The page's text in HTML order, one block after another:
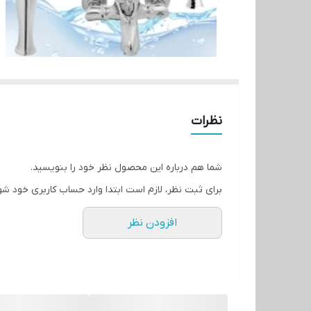
نظرات
شما هم درباره این محصول نظر خود را بنویسید.
برای ثبت نظر، لازم است ابتدا وارد حساب کاربری خود
افزودن نظر